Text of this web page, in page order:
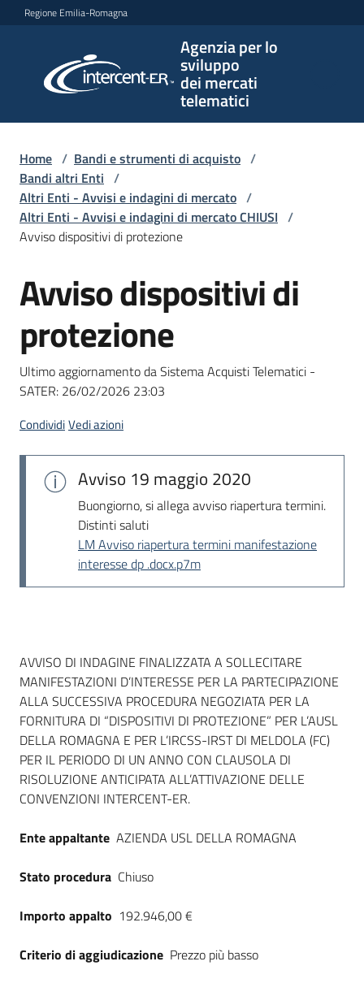
Vai al contenuto
Vai alla navigazione
Vai al footer
Regione Emilia-Romagna
Agenzia per lo
sviluppo
dei mercati
telematici
per lo
sviluppo
telematici
L'Agenzia
Bandi
strumenti
di
acquisto
Piattaforme
telematiche
site
Seguici
su
Home / Bandi e strumenti di acquisto /
Bandi altri Enti /
Altri Enti - Avvisi e indagini di mercato /
Altri Enti - Avvisi e indagini di mercato CHIUSI /
Avviso dispositivi di protezione
Salta al contenuto
Avviso dispositivi di
protezione
Ultimo aggiornamento da Sistema Acquisti Telematici -
SATER: 26/02/2026 23:03
CondividiVedi azioni
Avviso 19 maggio 2020
Buongiorno, si allega avviso riapertura termini.
Distinti saluti
LM Avviso riapertura termini manifestazione
interesse dp .docx.p7m
Dati del bando
AVVISO DI INDAGINE FINALIZZATA A SOLLECITARE
MANIFESTAZIONI D’INTERESSE PER LA PARTECIPAZIONE
ALLA SUCCESSIVA PROCEDURA NEGOZIATA PER LA
FORNITURA DI “DISPOSITIVI DI PROTEZIONE” PER L’AUSL
DELLA ROMAGNA E PER L’IRCSS-IRST DI MELDOLA (FC)
PER IL PERIODO DI UN ANNO CON CLAUSOLA DI
RISOLUZIONE ANTICIPATA ALL’ATTIVAZIONE DELLE
CONVENZIONI INTERCENT-ER.
Ente appaltante AZIENDA USL DELLA ROMAGNA
Stato procedura Chiuso
Importo appalto 192.946,00 €
Criterio di aggiudicazione Prezzo più basso